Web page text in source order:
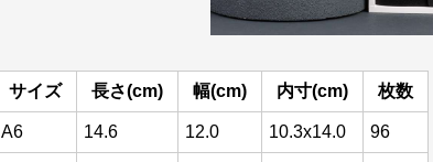
サイズ 長さ(cm) 幅(cm) 内寸(cm) 枚数
A6 14.6 12.0 10.3x14.0 96